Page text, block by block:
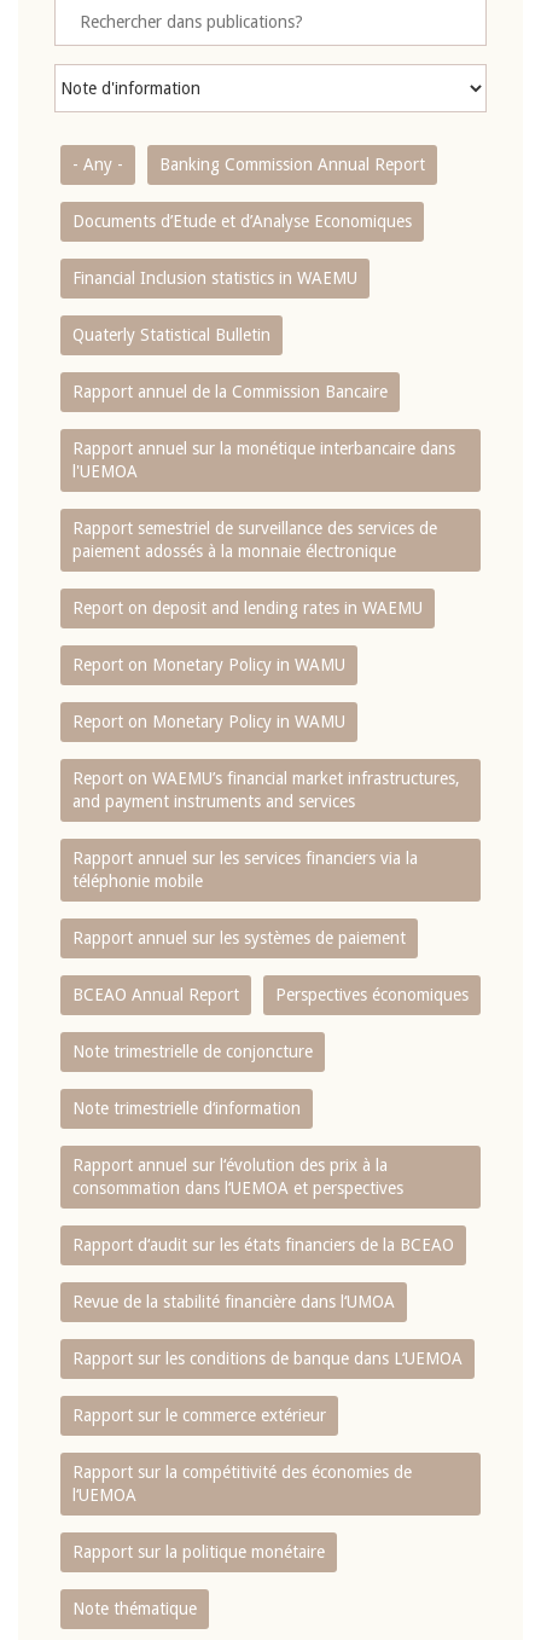
- Any - Banking Commission Annual Report
Documents d’Etude et d’Analyse Economiques
Financial Inclusion statistics in WAEMU
Quaterly Statistical Bulletin
Rapport annuel de la Commission Bancaire
Rapport annuel sur la monétique interbancaire dans
l'UEMOA
Rapport semestriel de surveillance des services de
paiement adossés à la monnaie électronique
Report on deposit and lending rates in WAEMU
Report on Monetary Policy in WAMU
Report on Monetary Policy in WAMU
Report on WAEMU’s financial market infrastructures,
and payment instruments and services
Rapport annuel sur les services financiers via la
téléphonie mobile
Rapport annuel sur les systèmes de paiement
BCEAO Annual Report Perspectives économiques
Note trimestrielle de conjoncture
Note trimestrielle d‘information
Rapport annuel sur l‘évolution des prix à la
consommation dans l‘UEMOA et perspectives
Rapport d‘audit sur les états financiers de la BCEAO
Revue de la stabilité financière dans l‘UMOA
Rapport sur les conditions de banque dans L‘UEMOA
Rapport sur le commerce extérieur
Rapport sur la compétitivité des économies de
l‘UEMOA
Rapport sur la politique monétaire
Note thématique